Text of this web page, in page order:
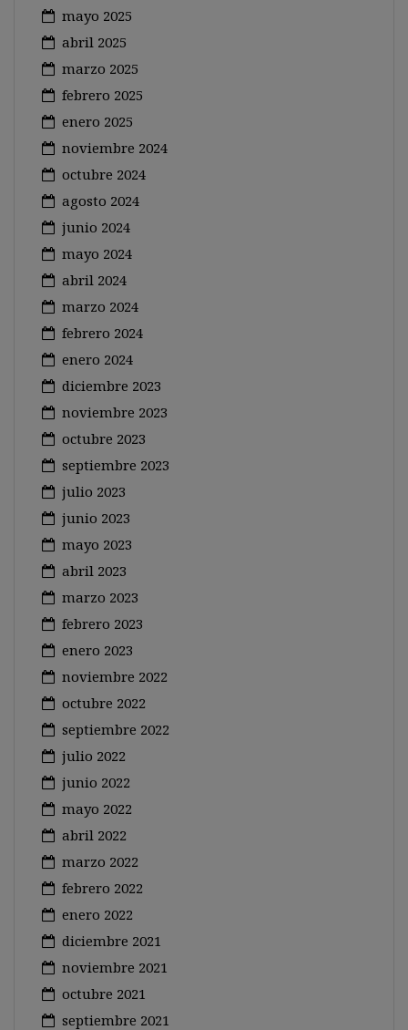
mayo 2025
abril 2025
marzo 2025
febrero 2025
enero 2025
noviembre 2024
octubre 2024
agosto 2024
junio 2024
mayo 2024
abril 2024
marzo 2024
febrero 2024
enero 2024
diciembre 2023
noviembre 2023
octubre 2023
septiembre 2023
julio 2023
junio 2023
mayo 2023
abril 2023
marzo 2023
febrero 2023
enero 2023
noviembre 2022
octubre 2022
septiembre 2022
julio 2022
junio 2022
mayo 2022
abril 2022
marzo 2022
febrero 2022
enero 2022
diciembre 2021
noviembre 2021
octubre 2021
septiembre 2021